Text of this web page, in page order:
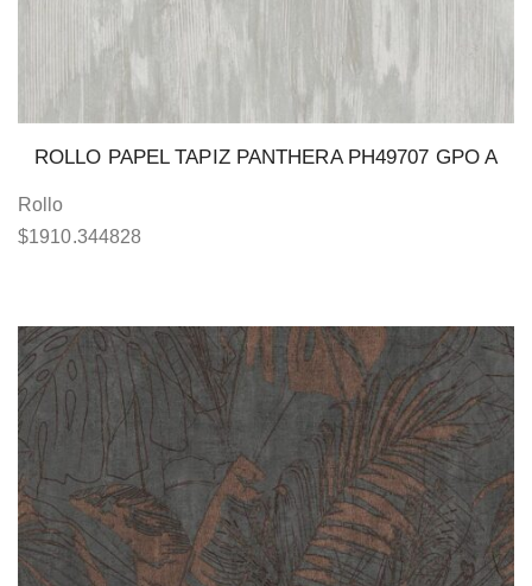
ROLLO PAPEL TAPIZ PANTHERA PH49707 GPO A
Rollo
$1910.344828